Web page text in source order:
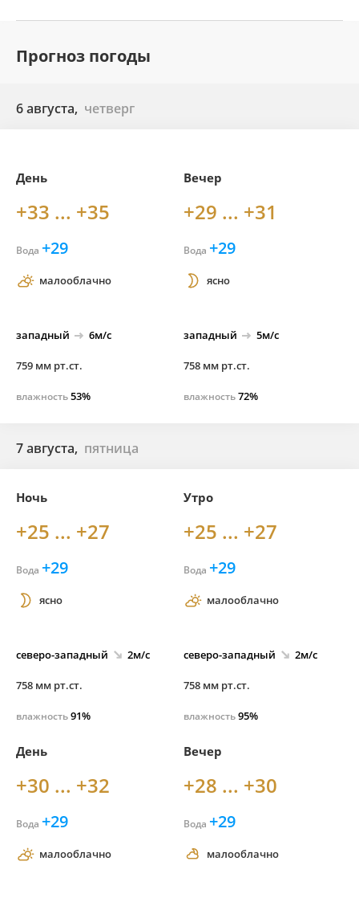
Прогноз погоды
6 августа, четверг
День
+33 ... +35
Вода +29
малооблачно
западный 6м/с
759 мм рт.ст.
влажность53%
Вечер
+29 ... +31
Вода +29
ясно
западный 5м/с
758 мм рт.ст.
влажность72%
7 августа, пятница
Ночь
+25 ... +27
Вода +29
ясно
северо-западный 2м/с
758 мм рт.ст.
влажность91%
Утро
+25 ... +27
Вода +29
малооблачно
северо-западный 2м/с
758 мм рт.ст.
влажность95%
День
+30 ... +32
Вода +29
малооблачно
Вечер
+28 ... +30
Вода +29
малооблачно